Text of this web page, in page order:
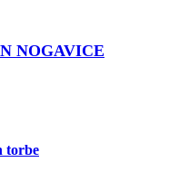
NOGAVICE
torbe